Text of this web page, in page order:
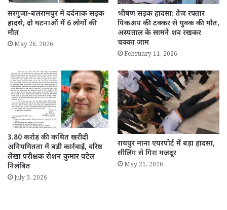
सरगुजा-बलरामपुर में दर्दनाक सड़क
हादसे, दो घटनाओं में 6 लोगों की
मौत
May 26, 2026
भीषण सड़क हादसा: तेज रफ्तार
पिकअप की टक्कर से युवक की मौत,
अस्पताल के सामने शव रखकर
चक्का जाम
February 11, 2026
3.80 करोड़ की कथित खरीदी
अनियमितता में बड़ी कार्रवाई, वरिष्ठ
लेखा परीक्षक रोशन कुमार पटेल
निलंबित
July 3, 2026
रायपुर माना एयरपोर्ट में बड़ा हादसा,
सीलिंग से गिरा मजदूर
May 21, 2026